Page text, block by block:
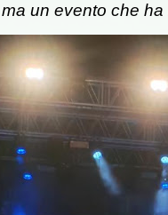
un evento che